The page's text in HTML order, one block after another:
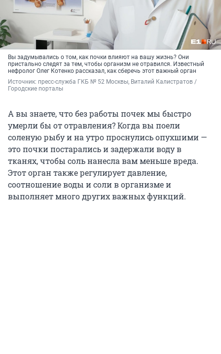
Вы задумывались о том, как почки влияют на вашу жизнь? Они
пристально следят за тем, чтобы организм не отравился. Известный
нефролог Олег Котенко рассказал, как сберечь этот важный орган
Источник: пресс-служба ГКБ № 52 Москвы, Виталий Калистратов /
Городские порталы
А вы знаете, что без работы почек мы быстро
умерли бы от отравления? Когда вы поели
соленую рыбу и на утро проснулись опухшими —
это почки постарались и задержали воду в
тканях, чтобы соль нанесла вам меньше вреда.
Этот орган также регулирует давление,
соотношение воды и соли в организме и
выполняет много других важных функций.